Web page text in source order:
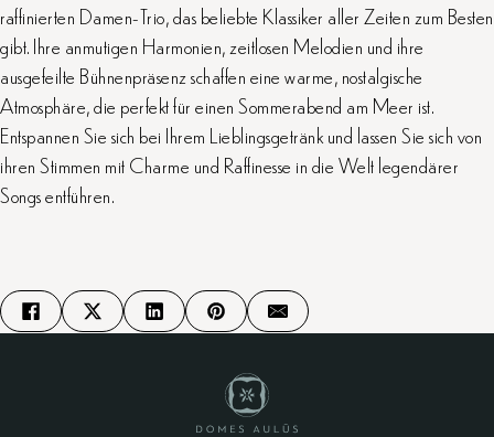
raffinierten Damen-Trio, das beliebte Klassiker aller Zeiten zum Besten
gibt. Ihre anmutigen Harmonien, zeitlosen Melodien und ihre
ausgefeilte Bühnenpräsenz schaffen eine warme, nostalgische
Atmosphäre, die perfekt für einen Sommerabend am Meer ist.
Entspannen Sie sich bei Ihrem Lieblingsgetränk und lassen Sie sich von
ihren Stimmen mit Charme und Raffinesse in die Welt legendärer
Songs entführen.